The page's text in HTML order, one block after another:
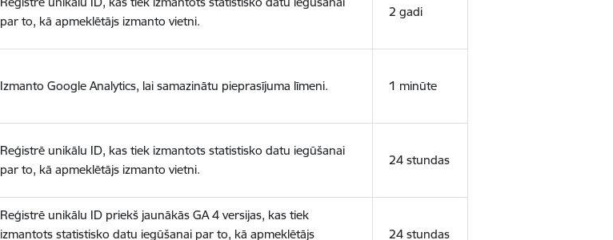
par to, kā apmeklētājs izmanto vietni.
2 gadi
Izmanto Google Analytics, lai samazinātu pieprasījuma līmeni. 1 minūte
Reģistrē unikālu ID, kas tiek izmantots statistisko datu iegūšanai
par to, kā apmeklētājs izmanto vietni.
24 stundas
Reģistrē unikālu ID priekš jaunākās GA 4 versijas, kas tiek
izmantots statistisko datu iegūšanai par to, kā apmeklētājs
24 stundas